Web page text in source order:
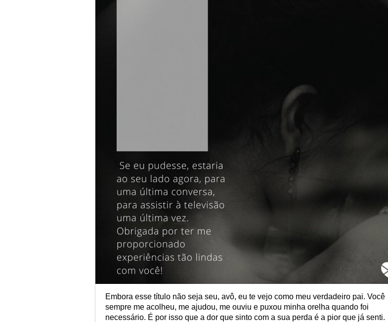
Embora esse título não seja seu, avô, eu te vejo como meu verdadeiro pai. Você
sempre me acolheu, me ajudou, me ouviu e puxou minha orelha quando foi
necessário. É por isso que a dor que sinto com a sua perda é a pior que já senti.